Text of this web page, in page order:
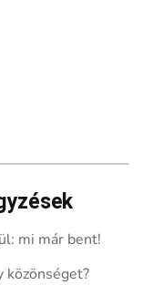
mi már bent!
közönséget?